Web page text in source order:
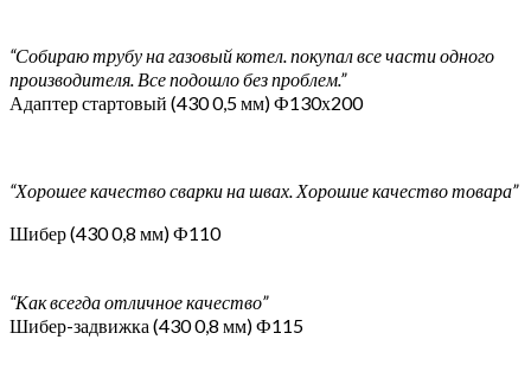
“Собираю трубу на газовый котел. покупал все части одного
производителя. Все подошло без проблем.”
Адаптер стартовый (430 0,5 мм) Ф130х200
“Хорошее качество сварки на швах. Хорошие качество товара”
Шибер (430 0,8 мм) Ф110
“Как всегда отличное качество”
Шибер-задвижка (430 0,8 мм) Ф115